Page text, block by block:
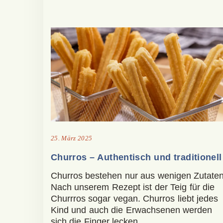
25. März 2025
Churros – Authentisch und traditionell
Churros bestehen nur aus wenigen
Nach unserem Rezept ist der Teig für die
Churrros sogar vegan. Churros liebt jedes
Kind und auch die Erwachsenen werden